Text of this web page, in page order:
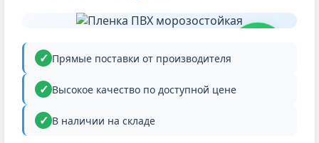
Прямые поставки от производителя
Высокое качество по доступной цене
В наличии на складе